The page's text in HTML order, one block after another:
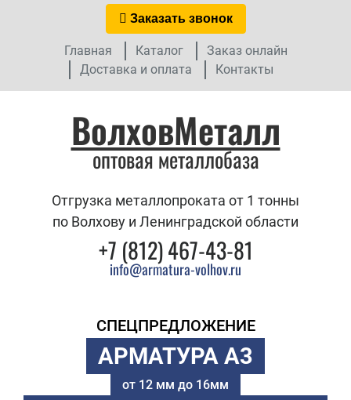
Заказать звонок
Главная Каталог
Заказ онлайн
Доставка и оплата
Контакты
ВолховМеталл
оптовая металлобаза
Отгрузка металлопроката от 1 тонны
по Волхову и Ленинградской области
+7 (812) 467-43-81
info@armatura-volhov.ru
СПЕЦПРЕДЛОЖЕНИЕ
АРМАТУРА А3
от 12 мм до 16мм